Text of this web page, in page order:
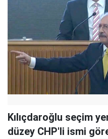
Kılıçdaroğlu seçim
düzey CHP'li ismi